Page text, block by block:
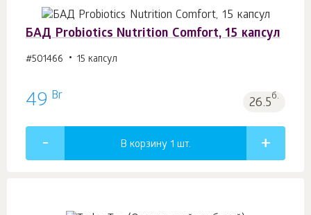
БАД Probiotics Nutrition Comfort, 15 капсул
#501466 15 капсул
49 Br 26.5б.
В корзину 1 шт.